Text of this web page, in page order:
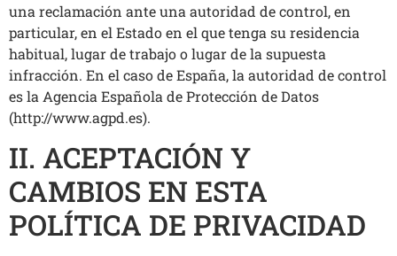
una reclamación ante una autoridad de control, en
particular, en el Estado en el que tenga su residencia
habitual, lugar de trabajo o lugar de la supuesta
infracción. En el caso de España, la autoridad de control
es la Agencia Española de Protección de Datos
(http://www.agpd.es).
II. ACEPTACIÓN Y
CAMBIOS EN ESTA
POLÍTICA DE PRIVACIDAD